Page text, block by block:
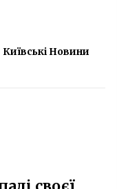
Київські Новини